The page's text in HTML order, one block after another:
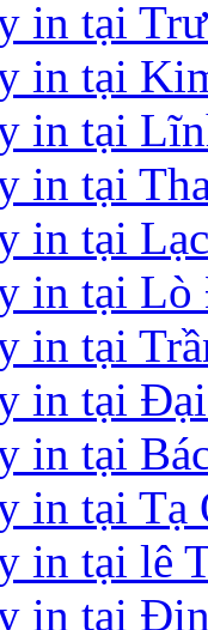
in tại
in tại
in tại
in tại
in tại
in tại Lò
in tại
in tại
in tại
in tại Tạ
in tại lê
in tại